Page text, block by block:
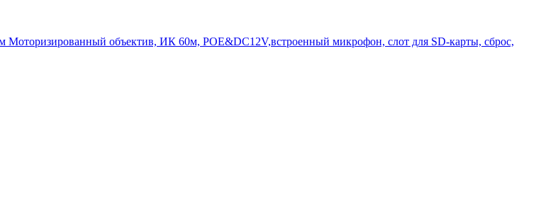
объектив, ИК 60м, POE&DC12V,встроенный микрофон, слот для SD-карты, сброс,